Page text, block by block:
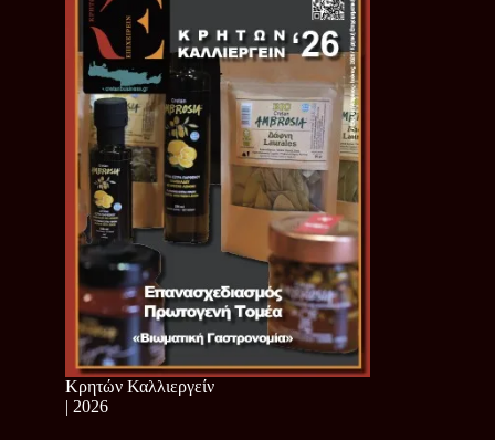
Κρητών Καλλιεργείν
| 2026